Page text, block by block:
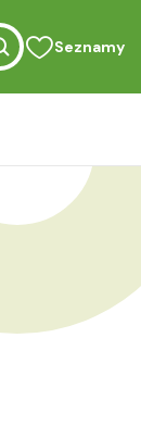
Seznamy